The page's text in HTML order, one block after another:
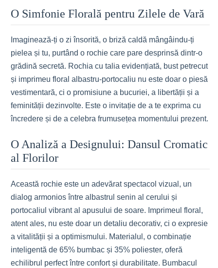
O Simfonie Florală pentru Zilele de Vară
Imaginează-ți o zi însorită, o briză caldă mângâindu-ți
pielea și tu, purtând o rochie care pare desprinsă dintr-o
grădină secretă. Rochia cu talia evidențiată, bust petrecut
și imprimeu floral albastru-portocaliu nu este doar o piesă
vestimentară, ci o promisiune a bucuriei, a libertății și a
feminității dezinvolte. Este o invitație de a te exprima cu
încredere și de a celebra frumusețea momentului prezent.
O Analiză a Designului: Dansul Cromatic
al Florilor
Această rochie este un adevărat spectacol vizual, un
dialog armonios între albastrul senin al cerului și
portocaliul vibrant al apusului de soare. Imprimeul floral,
atent ales, nu este doar un detaliu decorativ, ci o expresie
a vitalității și a optimismului. Materialul, o combinație
inteligentă de 65% bumbac și 35% poliester, oferă
echilibrul perfect între confort și durabilitate. Bumbacul